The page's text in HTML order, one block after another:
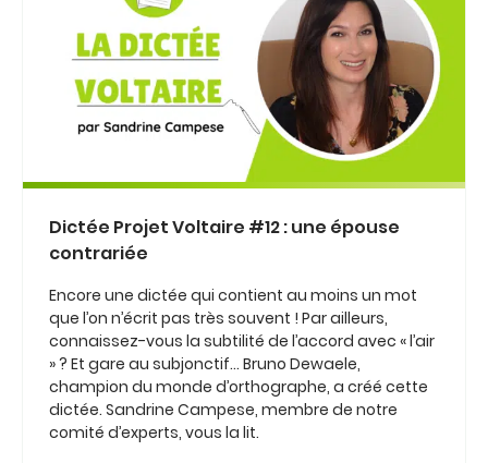
Dictée Projet Voltaire #12 : une épouse
contrariée
Encore une dictée qui contient au moins un mot
que l’on n’écrit pas très souvent ! Par ailleurs,
connaissez-vous la subtilité de l’accord avec « l’air
» ? Et gare au subjonctif… Bruno Dewaele,
champion du monde d’orthographe, a créé cette
dictée. Sandrine Campese, membre de notre
comité d’experts, vous la lit.